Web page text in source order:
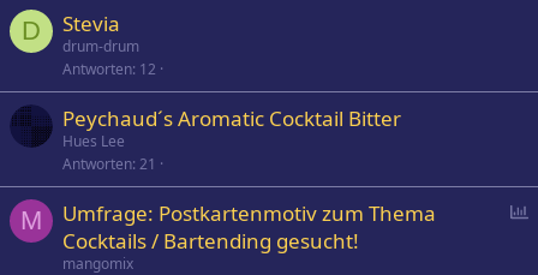
D Stevia
drum-drum
Antworten 12
Peychaud´s Aromatic Cocktail Bitter
Hues Lee
Antworten 21
M
Umfrage: Postkartenmotiv zum Thema
Cocktails / Bartending gesucht!
mangomix